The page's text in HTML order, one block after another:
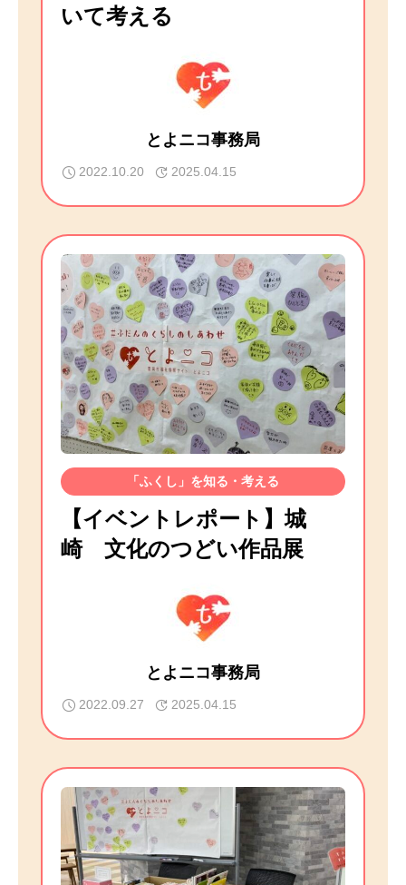
いて考える
とよニコ事務局
2022.10.20 2025.04.15
「ふくし」を知る・考える
【イベントレポート】城
崎 文化のつどい作品展
とよニコ事務局
2022.09.27 2025.04.15